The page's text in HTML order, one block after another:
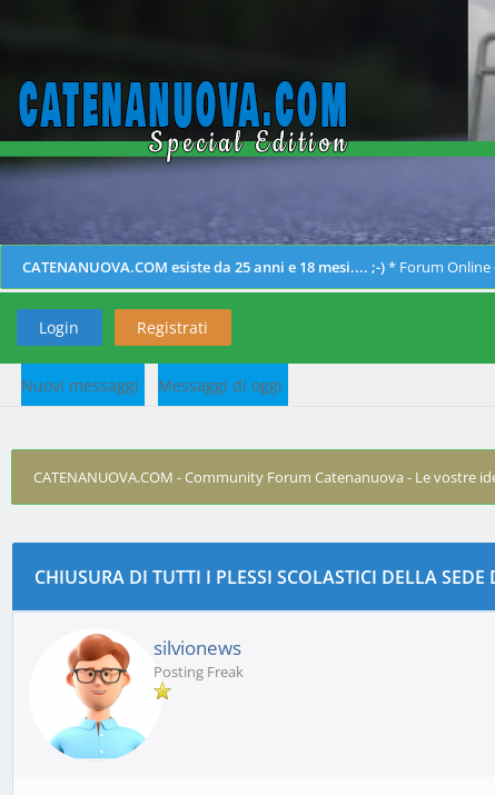
CATENANUOVA.COM esiste da 25 anni e 18 mesi.... ;-)* Forum Online
Login Registrati
Nuovi messaggi Messaggi di oggi
CATENANUOVA.COM - Community Forum Catenanuova - Le vostre
0 voto(i) - 0 media
1
2
3
4
5
CHIUSURA DI TUTTI I PLESSI SCOLASTICI DELLA
silvionews
Posting Freak